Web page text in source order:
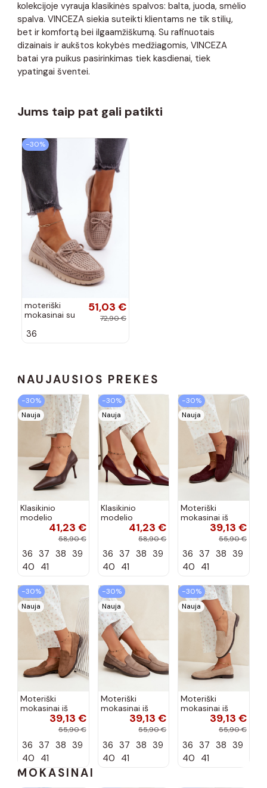
kolekcijoje vyrauja klasikinės spalvos: balta, juoda, smėlio
spalva. VINCEZA siekia suteikti klientams ne tik stilių,
bet ir komfortą bei ilgaamžiškumą. Su rafinuotais
dizainais ir aukštos kokybės medžiagomis, VINCEZA
batai yra puikus pasirinkimas tiek kasdienai, tiek
ypatingai šventei.
Jums taip pat gali patikti
−30%
moteriški
mokasinai su
smėlio spalvos
51,03 €
72,90 €
36
NAUJAUSIOS PREKĖS
−30%
Nauja
Klasikinio
modelio
aukštakulniai
šokolado
spalvos Nesha
41,23 €
58,90 €
36 37 38 39
40 41
−30%
Nauja
Klasikinio
modelio
aukštakulniai
bordo spalvos
Nesha
41,23 €
58,90 €
36 37 38 39
40 41
−30%
Nauja
Moteriški
mokasinai iš
dirbtinės
zomšos, bordo
39,13 €
55,90 €
36 37 38 39
40 41
−30%
Nauja
Moteriški
mokasinai iš
dirbtinės
zomšos, rudos
39,13 €
55,90 €
36 37 38 39
40 41
−30%
Nauja
Moteriški
mokasinai iš
dirbtinės
zomšos, molio
39,13 €
55,90 €
36 37 38 39
40 41
−30%
Nauja
Moteriški
mokasinai iš
dirbtinės
zomšos, smėlio
39,13 €
55,90 €
36 37 38 39
40 41
MOKASINAI